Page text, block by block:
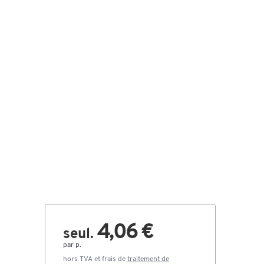
seul. 4,06 €
par p.
hors TVA et frais de traitement de